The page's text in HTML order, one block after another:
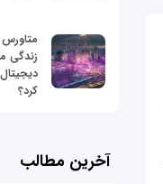
زندگی
کرد؟
آخرین مطالب